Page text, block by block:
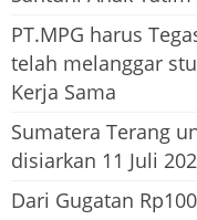
PT.MPG harus
telah melanggar
Kerja Sama
Sumatera Terang
disiarkan 11 Juli
Dari Gugatan